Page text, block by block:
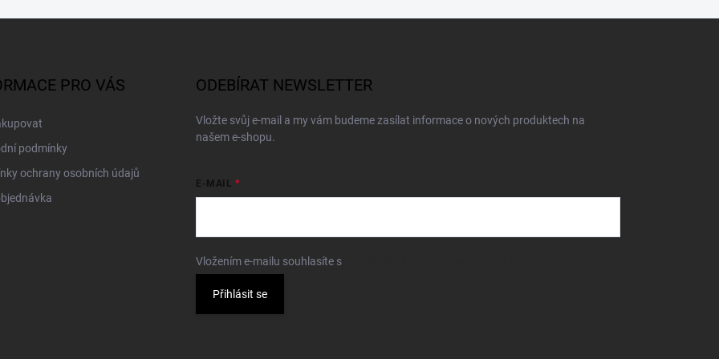
PRO VÁS
podmínky
ochrany osobních údajů
ODEBÍRAT NEWSLETTER
Vložte svůj e-mail a my vám budeme zasílat informace o nových produktech na
našem e-shopu.
E-MAIL
Vložením e-mailu souhlasíte s
Přihlásit se